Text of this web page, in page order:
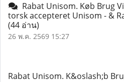
Rabat Unisom. Køb Brug
torsk accepteret Unisom - &
(44 อ่าน)
26 พ.ค. 2569 15:27
Rabat Unisom. K&oslash;b